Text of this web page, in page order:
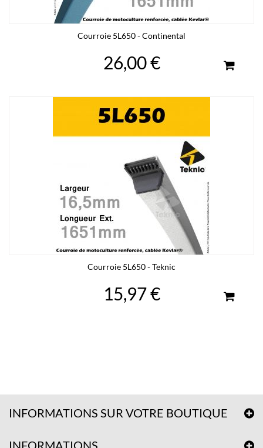
Courroie 5L650 - Continental
26,00 €
Courroie 5L650 - Teknic
15,97 €
INFORMATIONS SUR VOTRE BOUTIQUE
INFORMATIONS